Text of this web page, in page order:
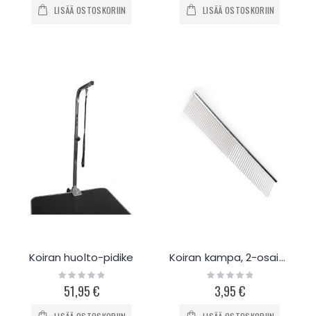
LISÄÄ OSTOSKORIIN LISÄÄ OSTOSKORIIN
Koiran huolto-pidike
Rating:
0%
51,95 €
Koiran kampa, 2-osainen
Rating:
0%3,95 €